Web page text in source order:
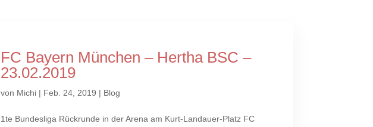
FC Bayern München – Hertha BSC –
23.02.2019
von Michi | Feb. 24, 2019 | Blog
1te Bundesliga Rückrunde in der Arena am Kurt-Landauer-Platz FC